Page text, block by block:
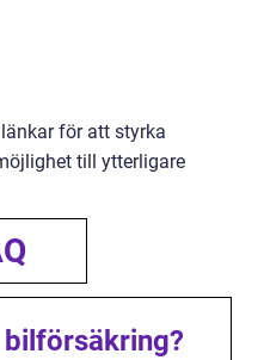
för att styrka
till ytterligare